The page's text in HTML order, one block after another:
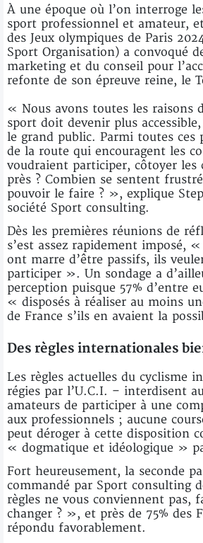
À une époque où l’on interroge
sport professionnel et amateur,
des Jeux olympiques de Paris
Sport Organisation) a convoqué
marketing et du conseil pour
refonte de son épreuve reine, le
« Nous avons toutes les raisons
sport doit devenir plus
le grand public. Parmi toutes ces
de la route qui encouragent les
voudraient participer, côtoyer les
près ? Combien se sentent
pouvoir le faire ? », explique
société Sport consulting.
Dès les premières réunions de
s’est assez rapidement imposé,
ont marre d’être passifs, ils
participer ». Un sondage a
perception puisque 57% d’entre
« disposés à réaliser au moins
de France s’ils en avaient la
Des règles internationales
Les règles actuelles du cyclisme
régies par l’U.C.I. – interdisent
amateurs de participer à une
aux professionnels ; aucune
peut déroger à cette disposition
« dogmatique et idéologique »
Fort heureusement, la seconde
commandé par Sport consulting
règles ne vous conviennent pas,
changer ? », et près de 75% des
répondu favorablement.